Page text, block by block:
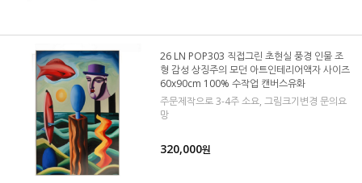
26 LN POP303 직접그린 초현실 풍경 인물 조
형 감성 상징주의 모던 아트인테리어액자 사이즈
60x90cm 100% 수작업 캔버스유화
주문제작으로 3-4주 소요, 그림크기변경 문의요
망
320,000원